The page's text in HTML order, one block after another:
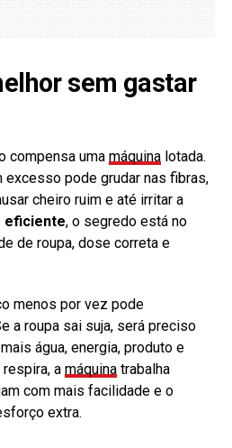
sem gastar
compensa uma máquinalotada.
excesso pode grudar nas fibras,
cheiro ruim e até irritar a
eficiente, o segredo está no
de roupa, dose correta e
menos por vez pode
a roupa sai suja, será preciso
água, energia, produto e
a máquinatrabalha
com mais facilidade e o
extra.